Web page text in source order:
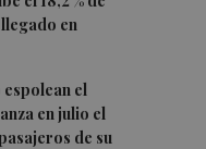
en
espolean el
en julio el
de su